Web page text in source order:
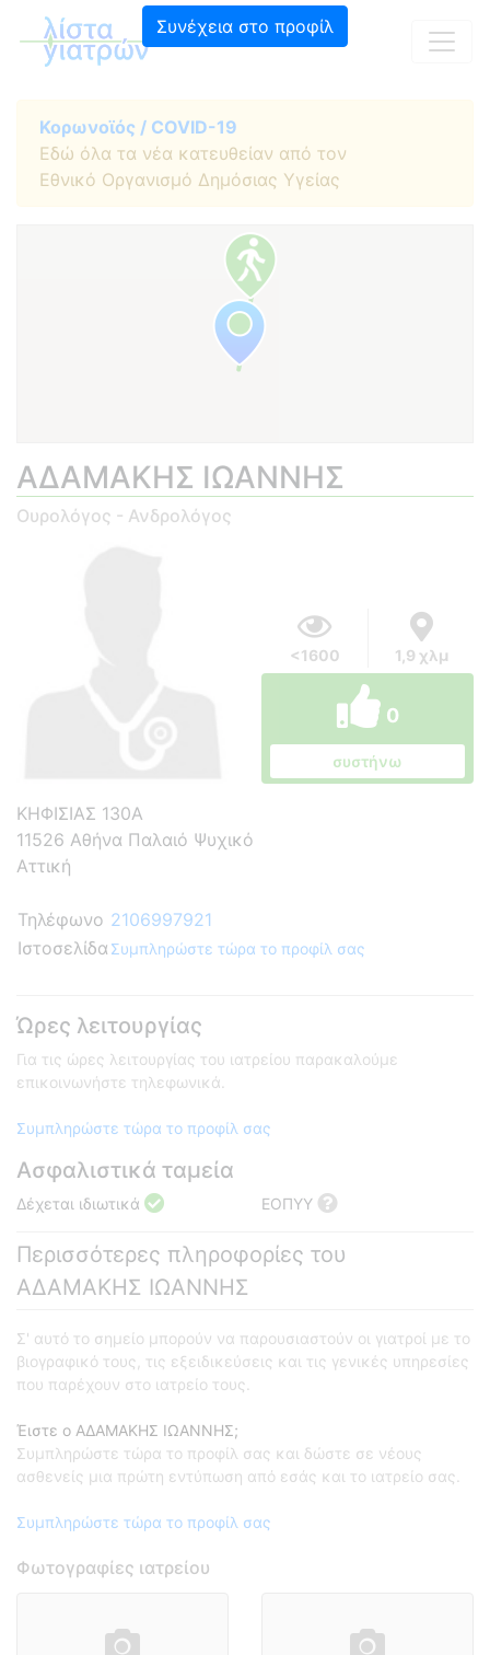
Συνέχεια στο προφίλ
Κορωνοϊός / COVID-19
Εδώ όλα τα νέα κατευθείαν από τον
Εθνικό Οργανισμό Δημόσιας Υγείας
ΑΔΑΜΑΚΗΣ ΙΩΑΝΝΗΣ
Ουρολόγος - Ανδρολόγος
<1600 1,9 χλμ
0
συστήνω
ΚΗΦΙΣΙΑΣ 130Α
11526 Αθήνα Παλαιό Ψυχικό
Αττική
Τηλέφωνο 2106997921
Ιστοσελίδα Συμπληρώστε τώρα το προφίλ σας
Ώρες λειτουργίας
Για τις ώρες λειτουργίας του ιατρείου παρακαλούμε
επικοινωνήστε τηλεφωνικά.
Συμπληρώστε τώρα το προφίλ σας
Ασφαλιστικά ταμεία
Δέχεται ιδιωτικά ΕΟΠΥΥ
Περισσότερες πληροφορίες του
ΑΔΑΜΑΚΗΣ ΙΩΑΝΝΗΣ
Σ' αυτό το σημείο μπορούν να παρουσιαστούν οι γιατροί με το
βιογραφικό τους, τις εξειδικεύσεις και τις γενικές υπηρεσίες
που παρέχουν στο ιατρείο τους.
Έιστε ο ΑΔΑΜΑΚΗΣ ΙΩΑΝΝΗΣ;
Συμπληρώστε τώρα το προφίλ σας και δώστε σε νέους
ασθενείς μια πρώτη εντύπωση από εσάς και το ιατρείο σας.
Συμπληρώστε τώρα το προφίλ σας
Φωτογραφίες ιατρείου